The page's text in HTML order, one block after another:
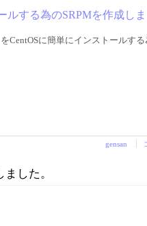
ルする為のSRPMを作成し
をCentOSに簡単にインストールす
gensan
した。